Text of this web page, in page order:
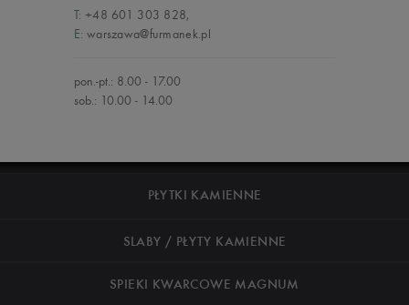
T: +48 601 303 828,
E: warszawa@furmanek.pl
pon.-pt.: 8.00 - 17.00
sob.: 10.00 - 14.00
PŁYTKI KAMIENNE
SLABY / PŁYTY KAMIENNE
SPIEKI KWARCOWE MAGNUM